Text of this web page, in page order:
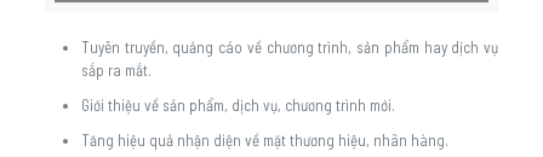
Tuyên truyền, quảng cáo về chương trình, sản phẩm hay dịch vụ
sắp ra mắt.
Giới thiệu về sản phẩm, dịch vụ, chương trình mới.
Tăng hiệu quả nhận diện về mặt thương hiệu, nhãn hàng.